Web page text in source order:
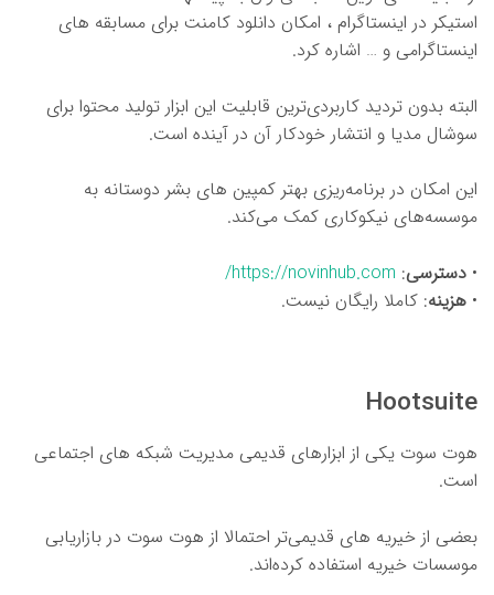
استیکر در اینستاگرام ، امکان دانلود کامنت برای مسابقه های
اینستاگرامی و … اشاره کرد.
البته بدون تردید کاربردی‌ترین قابلیت این ابزار تولید محتوا برای
سوشال مدیا و انتشار خودکار آن در آینده است.
این امکان در برنامه‌ریزی بهتر کمپین های بشر دوستانه به
موسسه‌های نیکوکاری کمک می‌کند.
• دسترسی:
https://novinhub.com/
• هزینه: کاملا رایگان نیست.
Hootsuite
هوت سوت یکی از ابزارهای قدیمی مدیریت شبکه های اجتماعی
است.
بعضی از خیریه های قدیمی‌تر احتمالا از هوت سوت در بازاریابی
موسسات خیریه استفاده کرده‌اند.